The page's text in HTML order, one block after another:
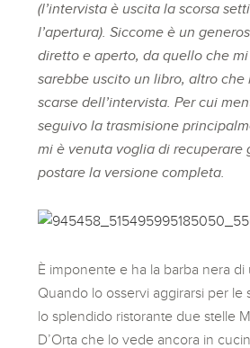
(l’intervista è uscita la scorsa
l’apertura). Siccome è un
diretto e aperto, da quello che
sarebbe uscito un libro, altro
scarse dell’intervista. Per cui
seguivo la trasmisione
mi è venuta voglia di recuperare
postare la versione completa.
È imponente e ha la barba nera di
Quando lo osservi aggirarsi per le
lo splendido ristorante due stelle
D’Orta che lo vede ancora in